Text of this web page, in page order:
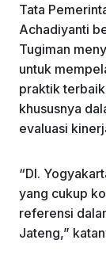
Tata
Achadiyanti
Tugiman
untuk
praktik
khususnya
evaluasi
“DI.
yang cukup
referensi
Jateng,”